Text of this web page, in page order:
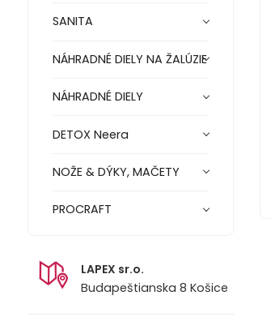
SANITA
NÁHRADNÉ DIELY NA ŽALÚZIE
NÁHRADNÉ DIELY
DETOX Neera
NOŽE & DÝKY, MAČETY
PROCRAFT
LAPEX sr.o.
Budapeštianska 8 Košice